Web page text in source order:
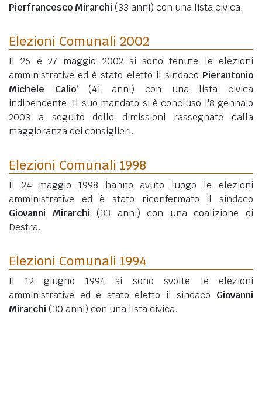
Pierfrancesco Mirarchi (33 anni) con una lista civica.
Elezioni Comunali 2002
Il 26 e 27 maggio 2002 si sono tenute le elezioni
amministrative ed è stato eletto il sindaco Pierantonio
Michele Calio'
(41 anni) con una lista civica
indipendente. Il suo mandato si è concluso l'8 gennaio
2003 a seguito delle dimissioni rassegnate dalla
maggioranza dei consiglieri.
Elezioni Comunali 1998
Il 24 maggio 1998 hanno avuto luogo le elezioni
amministrative ed è stato riconfermato il sindaco
Giovanni Mirarchi (33 anni) con una coalizione di
Destra.
Elezioni Comunali 1994
Il 12 giugno 1994 si sono svolte le elezioni
amministrative ed è stato eletto il sindaco Giovanni
Mirarchi (30 anni) con una lista civica.